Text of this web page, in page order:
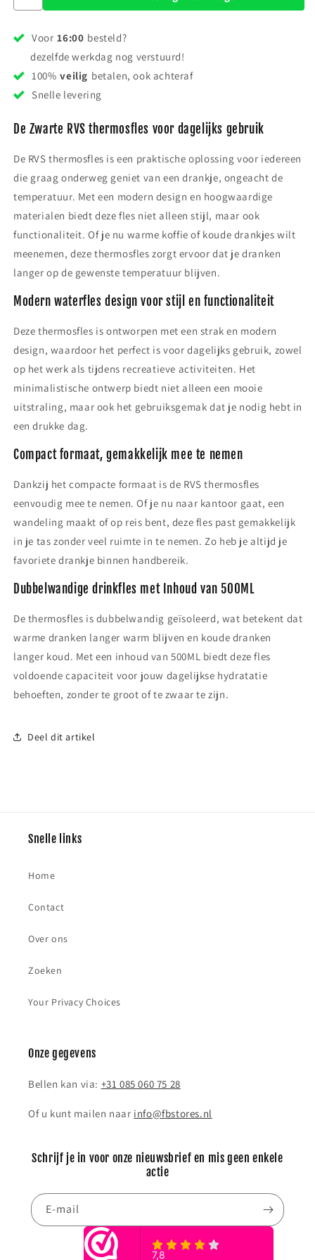
Voor 16:00 besteld?
dezelfde werkdag nog verstuurd!
100% veilig betalen, ook achteraf
Snelle levering
De Zwarte RVS thermosfles voor dagelijks gebruik
De RVS thermosfles is een praktische oplossing voor iedereen
die graag onderweg geniet van een drankje, ongeacht de
temperatuur. Met een modern design en hoogwaardige
materialen biedt deze fles niet alleen stijl, maar ook
functionaliteit. Of je nu warme koffie of koude drankjes wilt
meenemen, deze thermosfles zorgt ervoor dat je dranken
langer op de gewenste temperatuur blijven.
Modern waterfles design voor stijl en functionaliteit
Deze thermosfles is ontworpen met een strak en modern
design, waardoor het perfect is voor dagelijks gebruik, zowel
op het werk als tijdens recreatieve activiteiten. Het
minimalistische ontwerp biedt niet alleen een mooie
uitstraling, maar ook het gebruiksgemak dat je nodig hebt in
een drukke dag.
Compact formaat, gemakkelijk mee te nemen
Dankzij het compacte formaat is de RVS thermosfles
eenvoudig mee te nemen. Of je nu naar kantoor gaat, een
wandeling maakt of op reis bent, deze fles past gemakkelijk
in je tas zonder veel ruimte in te nemen. Zo heb je altijd je
favoriete drankje binnen handbereik.
Dubbelwandige drinkfles met Inhoud van 500ML
De thermosfles is dubbelwandig geïsoleerd, wat betekent dat
warme dranken langer warm blijven en koude dranken
langer koud. Met een inhoud van 500ML biedt deze fles
voldoende capaciteit voor jouw dagelijkse hydratatie
behoeften, zonder te groot of te zwaar te zijn.
Deel dit artikel
Snelle links
Home
Contact
Over ons
Zoeken
Your Privacy Choices
Onze gegevens
Bellen kan via: +31 085 060 75 28
Of u kunt mailen naar info@fbstores.nl
Schrijf je in voor onze nieuwsbrief en mis geen enkele
actie
E‑mail